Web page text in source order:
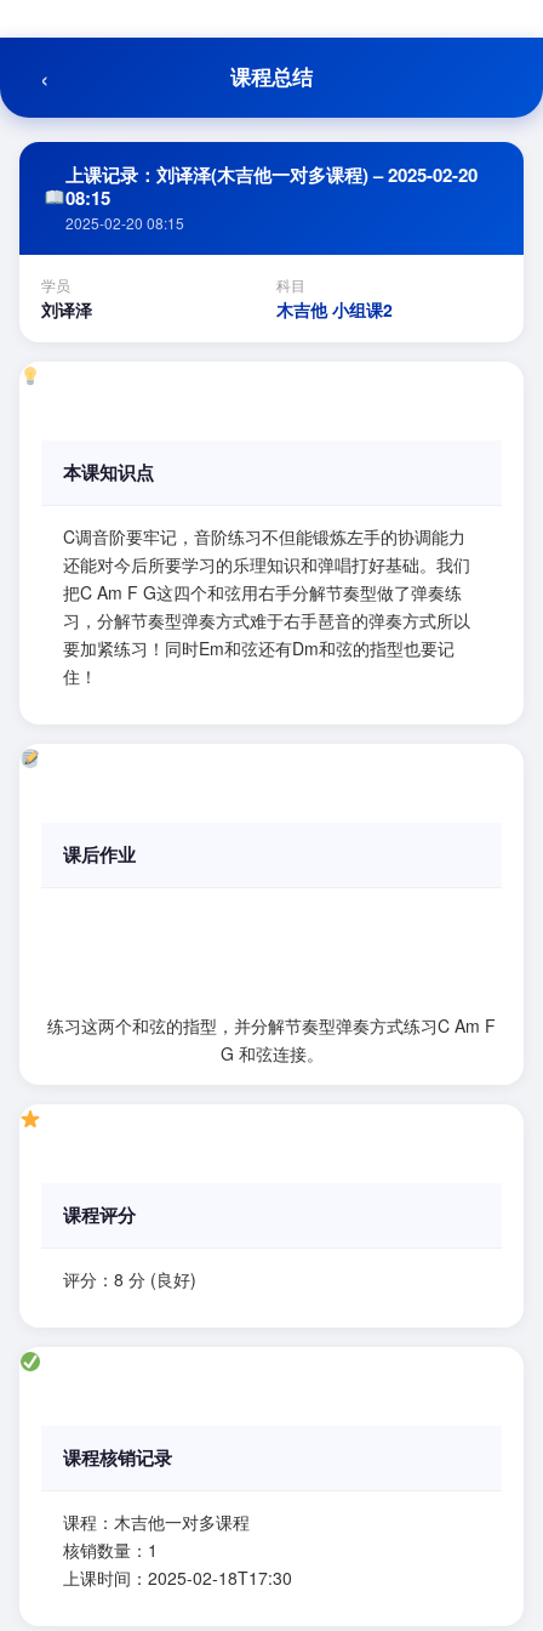
至
容
‹ 课程总结
上课记录：刘译泽(木吉他一对多课程) – 2025-02-20
08:15
2025-02-20 08:15
学员
刘译泽
科目
木吉他 小组课2
本课知识点
C调音阶要牢记，音阶练习不但能锻炼左手的协调能力
还能对今后所要学习的乐理知识和弹唱打好基础。我们
把C Am F G这四个和弦用右手分解节奏型做了弹奏练
习，分解节奏型弹奏方式难于右手琶音的弹奏方式所以
要加紧练习！同时Em和弦还有Dm和弦的指型也要记
住！
课后作业
练习这两个和弦的指型，并分解节奏型弹奏方式练习C Am F
G 和弦连接。
课程评分
评分：8 分 (良好)
课程核销记录
课程：木吉他一对多课程
核销数量：1
上课时间：2025-02-18T17:30